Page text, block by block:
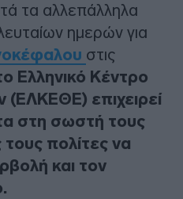
τα αλλεπάλληλα
ημερών για
στις
Ελληνικό Κέντρο
επιχειρεί
στη σωστή τους
πολίτες να
και τον